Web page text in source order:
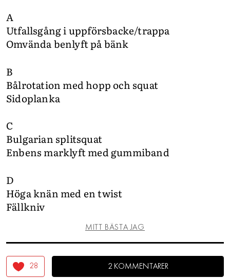
A
Utfallsgång i uppförsbacke/trappa
Omvända benlyft på bänk
B
Bålrotation med hopp och squat
Sidoplanka
C
Bulgarian splitsquat
Enbens marklyft med gummiband
D
Höga knän med en twist
Fällkniv
MITT BÄSTA JAG
28 2 KOMMENTARER